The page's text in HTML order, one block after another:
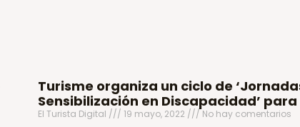
Turisme organiza un ciclo de
Sensibilización en Discapacidad’
El Turista Digital 19 mayo, 2022 No hay comentarios